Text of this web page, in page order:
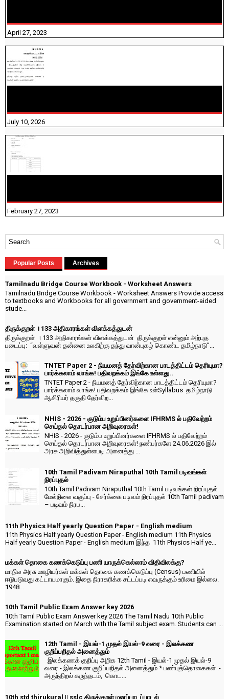
April 27, 2023
July 10, 2026
February 27, 2023
Popular Posts Archives
Tamilnadu Bridge Course Workbook - Worksheet Answers
Tamilnadu Bridge Course Workbook - Worksheet Answers Provide access
to textbooks and Workbooks for all government and government-aided
stude...
திருக்குறள் । 133 அதிகாரங்கள் விளக்கத்துடன்
திருக்குறள் । 133 அதிகாரங்கள் விளக்கத்துடன் திருக்குறள் என்னும் அற்புத
படைப்பு: “வள்ளுவன் தன்னை உலகிற்கு தந்து வான்புகழ் கொண்ட தமிழ்நாடு”...
TNTET Paper 2 - நியமனத் தேர்விற்கான பாடத்திட்டம் தெரியுமா?
பார்க்கலாம் வாங்க! பதிவறக்கம் இங்கே உள்ளது..
TNTET Paper 2 - நியமனத் தேர்விற்கான பாடத்திட்டம் தெரியுமா?
பார்க்கலாம் வாங்க! பதிவறக்கம் இங்கே உள்Syllabus தமிழ்நாடு
ஆசிரியர் தகுதி தேர்விற...
NHIS - 2026 - குடும்ப உறுப்பினர்களை IFHRMS ல் பதிவேற்றம்
செய்தல் தொடர்பான அறிவுரைகள்!
NHIS - 2026 - குடும்ப உறுப்பினர்களை IFHRMS ல் பதிவேற்றம்
செய்தல் தொடர்பான அறிவுரைகள்! நண்பர்களே 24.06.2026 இல்
அரசு அறிவித்துள்ளபடி அனைத்து ...
10th Tamil Padivam Niraputhal 10th Tamil படிவங்கள்
நிரப்புதல்
10th Tamil Padivam Niraputhal 10th Tamil படிவங்கள் நிரப்புதல்
மேல்நிலை வகுப்பு - சேர்க்கை படிவம் நிரப்புதல் 10th Tamil padivam
– படிவம் நிரப...
11th Physics Half yearly Question Paper - English medium
11th Physics Half yearly Question Paper - English medium 11th Physics
Half yearly Question Paper - English medium இந்த 11th Physics Half ye...
மக்கள் தொகை கணக்கெடுப்பு பணி யாருக்கெல்லாம் விதிவிலக்கு?
மாநில அரசு ஊழியர்கள் மக்கள் தொகை கணக்கெடுப்பு (Census) பணியில்
ஈடுபடுவது கட்டாயமாகும். இதை நிராகரிக்க சட்டப்படி எவருக்கும் உரிமை இல்லை.
1948...
10th Tamil Public Exam Answer key 2026
10th Tamil Public Exam Answer key 2026 The Tamil Nadu 10th Public
Examination started on March with the Tamil subject exam. Students can ...
12th Tamil - இயல்-1 முதல் இயல்-9 வரை - இலக்கண
குறிப்பறிதல் அனைத்தும்
இலக்கணக் குறிப்பு அறிக 12th Tamil - இயல்-1 முதல் இயல்-9
வரை - இலக்கண குறிப்பறிதல் அனைத்தும் * பண்புத்தொகைகள் :-
அருந்திறல் கருந்தடம், கொட...
10th std thirukural || sslc திருக்குறள் மனப்பாடப்பாடல்